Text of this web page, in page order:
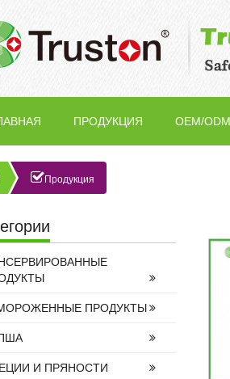
ПРОДУКЦИЯ OEM/ODM
Продукция
ПРОДУКТЫ
И ПРЯНОСТИ